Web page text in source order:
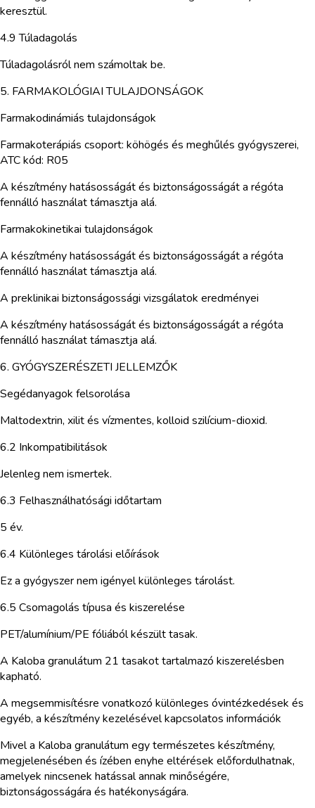
keresztül.
4.9 Túladagolás
Túladagolásról nem számoltak be.
5. FARMAKOLÓGIAI TULAJDONSÁGOK
Farmakodinámiás tulajdonságok
Farmakoterápiás csoport: köhögés és meghűlés gyógyszerei,
ATC kód: R05
A készítmény hatásosságát és biztonságosságát a régóta
fennálló használat támasztja alá.
Farmakokinetikai tulajdonságok
A készítmény hatásosságát és biztonságosságát a régóta
fennálló használat támasztja alá.
A preklinikai biztonságossági vizsgálatok eredményei
A készítmény hatásosságát és biztonságosságát a régóta
fennálló használat támasztja alá.
6. GYÓGYSZERÉSZETI JELLEMZŐK
Segédanyagok felsorolása
Maltodextrin, xilit és vízmentes, kolloid szilícium-dioxid.
6.2 Inkompatibilitások
Jelenleg nem ismertek.
6.3 Felhasználhatósági időtartam
5 év.
6.4 Különleges tárolási előírások
Ez a gyógyszer nem igényel különleges tárolást.
6.5 Csomagolás típusa és kiszerelése
PET/alumínium/PE fóliából készült tasak.
A Kaloba granulátum 21 tasakot tartalmazó kiszerelésben
kapható.
A megsemmisítésre vonatkozó különleges óvintézkedések és
egyéb, a készítmény kezelésével kapcsolatos információk
Mivel a Kaloba granulátum egy természetes készítmény,
megjelenésében és ízében enyhe eltérések előfordulhatnak,
amelyek nincsenek hatással annak minőségére,
biztonságosságára és hatékonyságára.